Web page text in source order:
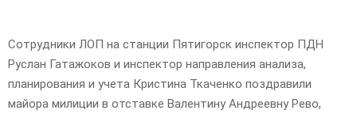
Сотрудники ЛОП на станции Пятигорск инспектор ПДН
Руслан Гатажоков и инспектор направления анализа,
планирования и учета Кристина Ткаченко поздравили
майора милиции в отставке Валентину Андреевну Рево,